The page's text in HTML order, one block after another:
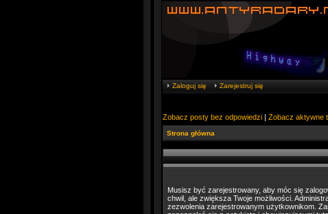
Zaloguj się Zarejestruj się
Zobacz posty bez odpowiedzi | Zobacz aktywne
Strona główna
Musisz być zarejestrowany, aby móc się
chwil, ale zwiększa Twoje możliwości.
zezwolenia zarejestrowanym użytkownikom.